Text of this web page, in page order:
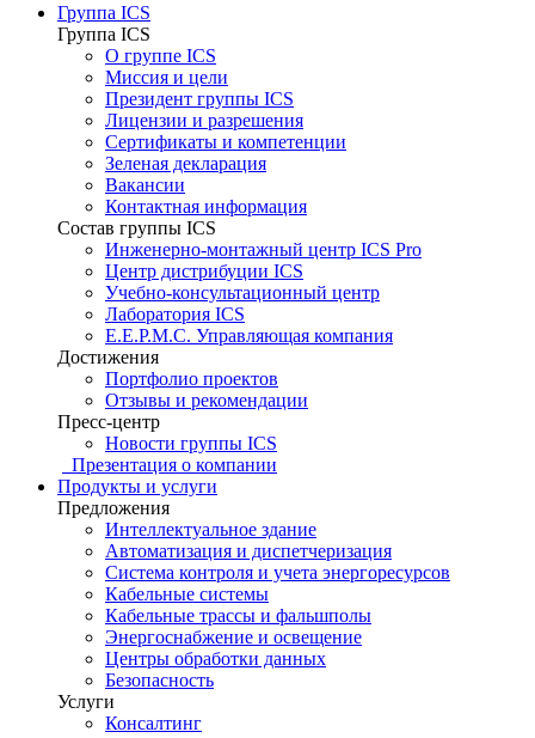
Группа ICS
Группа ICS
О группе ICS
Миссия и цели
Президент группы ICS
Лицензии и разрешения
Сертификаты и компетенции
Зеленая декларация
Вакансии
Контактная информация
Состав группы ICS
Инженерно-монтажный центр ICS Pro
Центр дистрибуции ICS
Учебно-консультационный центр
Лаборатория ICS
E.E.P.M.C. Управляющая компания
Достижения
Портфолио проектов
Отзывы и рекомендации
Пресс-центр
Новости группы ICS
Презентация о компании
Продукты и услуги
Предложения
Интеллектуальное здание
Автоматизация и диспетчеризация
Система контроля и учета энергоресурсов
Кабельные системы
Кабельные трассы и фальшполы
Энергоснабжение и освещение
Центры обработки данных
Безопасность
Услуги
Консалтинг